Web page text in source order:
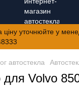
ціну уточнюйте у
автостекла
для Volvo